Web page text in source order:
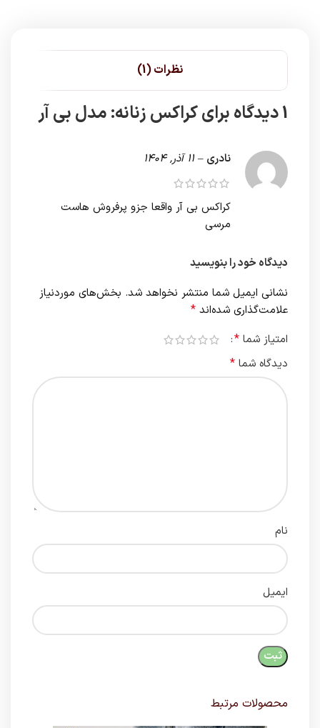
نظرات (1)
1 دیدگاه برای کراکس زنانه: مدل بی آر
نادری – 11 آذر, 1404
کراکس بی آر واقعا جزو پرفروش هاست
مرسی
دیدگاه خود را بنویسید
نشانی ایمیل شما منتشر نخواهد شد. بخش‌های موردنیاز
علامت‌گذاری شده‌اند *
امتیاز شما *
دیدگاه شما *
نام
ایمیل
محصولات مرتبط